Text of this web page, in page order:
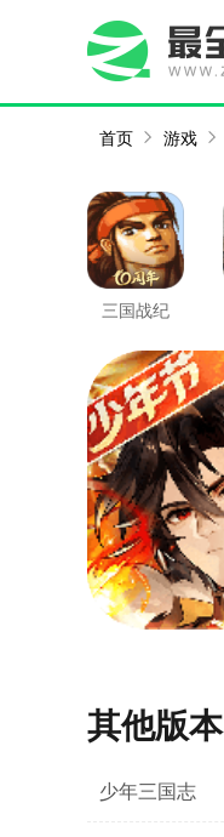
首页 游戏
三国战纪
其他版本
少年三国志